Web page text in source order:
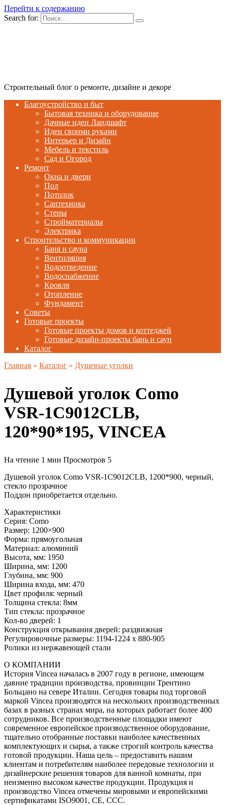
Перейти к содержанию
Search for:
Строительный блог о ремонте, дизайне и декоре
Благоустройство и быт
Бытовая техника и оборудование
Дачные идеи Ландшафт
Идеи своими руками
Интерьер и Дизайн
Мебель и текстиль
Сад и Огород
Ремонт
Окна и двери
Пол
Потолок
Сантехника
Стены
Стройматериалы
Электрика
Строительство и коммуникации
Баня и сауна
Вентиляция
Водоотведение
Водоснабжение
Кровля
Отопление
Фундамент
Советы
Готовые проекты
Готовые проекты домов и коттеджей
Готовые дизайн-проекты бань и саун
Каталог
Главная » Каталог » Душевые уголки
Душевой уголок Como
VSR-1C9012CLB,
120*90*195, VINCEA
На чтение 1 мин Просмотров 5
Душевой уголок Como VSR-1C9012CLB, 1200*900, черный,
стекло прозрачное
Поддон приобретается отдельно.
Характеристики
Серия: Como
Размер: 1200×900
Форма: прямоугольная
Материал: алюминий
Высота, мм: 1950
Ширина, мм: 1200
Глубина, мм: 900
Ширина входа, мм: 470
Цвет профиля: черный
Толщина стекла: 8мм
Тип стекла: прозрачное
Кол-во дверей: 1
Конструкция открывания дверей: раздвижная
Регулировочные размеры: 1194-1224 x 880-905
Ролики из нержавеющей стали
О КОМПАНИИ
История Vincea началась в 2007 году в регионе, имеющем
давние традиции производства, провинции Трентино
Больцано на севере Италии. Сегодня товары под торговой
маркой Vincea производятся на нескольких производственных
базах в разных странах мира, на которых работает более 400
сотрудников. Все производственные площадки имеют
современное европейское производственное оборудование,
тщательно отобранные поставки наиболее качественных
комплектующих и сырья, а также строгий контроль качества
готовой продукции. Наша цель – предоставить нашим
клиентам и потребителям наиболее передовые технологии и
дизайнерские решения товаров для ванной комнаты, при
неизменно высоком качестве продукции. Продукция и
производство Vincea отмечены мировыми и европейскими
сертификатами ISO9001, CE, CCC.